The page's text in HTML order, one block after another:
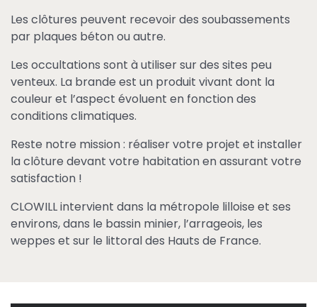
Les clôtures peuvent recevoir des soubassements
par plaques béton ou autre.
Les occultations sont à utiliser sur des sites peu
venteux. La brande est un produit vivant dont la
couleur et l’aspect évoluent en fonction des
conditions climatiques.
Reste notre mission : réaliser votre projet et installer
la clôture devant votre habitation en assurant votre
satisfaction !
CLOWILL intervient dans la métropole lilloise et ses
environs, dans le bassin minier, l’arrageois, les
weppes et sur le littoral des Hauts de France.